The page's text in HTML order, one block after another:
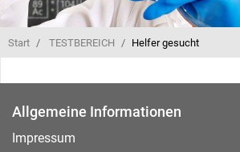
Start TESTBEREICH Helfer gesucht
Allgemeine Informationen
Impressum